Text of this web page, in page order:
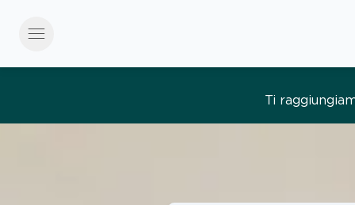
menu
Tutto semplice,